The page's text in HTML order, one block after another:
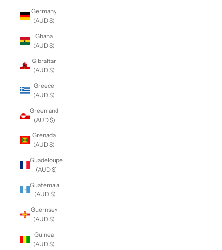
Germany
(AUD $)
Ghana
(AUD $)
Gibraltar
(AUD $)
Greece
(AUD $)
Greenland
(AUD $)
Grenada
(AUD $)
Guadeloupe
(AUD $)
Guatemala
(AUD $)
Guernsey
(AUD $)
Guinea
(AUD $)